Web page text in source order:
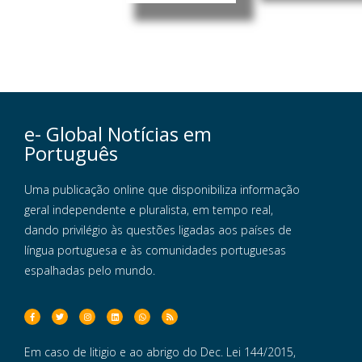
e- Global Notícias em
Português
Uma publicação online que disponibiliza informação
geral independente e pluralista, em tempo real,
dando privilégio às questões ligadas aos países de
língua portuguesa e às comunidades portuguesas
espalhadas pelo mundo.
Em caso de litigio e ao abrigo do Dec. Lei 144/2015,